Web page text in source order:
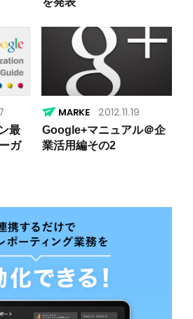
最
ガ
2012.11.19
Google+マニュアル＠企
業活用編その2